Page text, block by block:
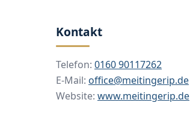
Kontakt
Telefon: 0160 90117262
E-Mail: office@meitingerip.de
Website: www.meitingerip.de